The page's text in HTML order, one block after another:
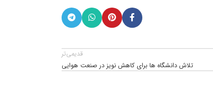
قدیمی‌تر
تلاش دانشگاه ها برای کاهش نویز در صنعت هوایی